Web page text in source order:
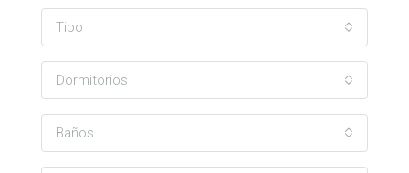
Tipo
Dormitorios
Baños